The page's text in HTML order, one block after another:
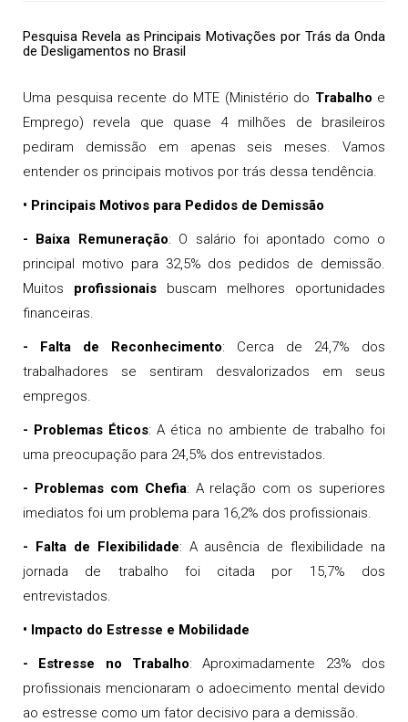
Pesquisa Revela as Principais Motivações por Trás da Onda
de Desligamentos no Brasil
Uma pesquisa recente do MTE (Ministério do Trabalho e
Emprego) revela que quase 4 milhões de brasileiros
pediram demissão em apenas seis meses. Vamos
entender os principais motivos por trás dessa tendência.
• Principais Motivos para Pedidos de Demissão
- Baixa Remuneração: O salário foi apontado como o
principal motivo para 32,5% dos pedidos de demissão.
Muitos profissionais buscam melhores oportunidades
financeiras.
- Falta de Reconhecimento: Cerca de 24,7% dos
trabalhadores se sentiram desvalorizados em seus
empregos.
- Problemas Éticos: A ética no ambiente de trabalho foi
uma preocupação para 24,5% dos entrevistados.
- Problemas com Chefia: A relação com os superiores
imediatos foi um problema para 16,2% dos profissionais.
- Falta de Flexibilidade: A ausência de flexibilidade na
jornada de trabalho foi citada por 15,7% dos
entrevistados.
• Impacto do Estresse e Mobilidade
- Estresse no Trabalho: Aproximadamente 23% dos
profissionais mencionaram o adoecimento mental devido
ao estresse como um fator decisivo para a demissão.